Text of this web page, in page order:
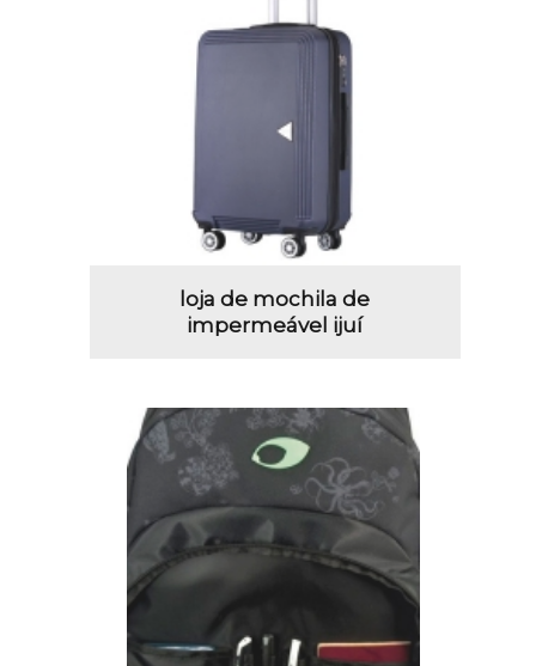
loja de mochila de
impermeável ijuí